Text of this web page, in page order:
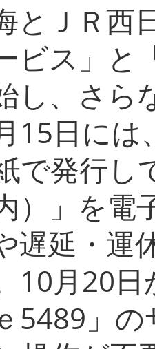
とＪＲ西
ビス」
し、さら
15日に
で発行し
）」を電
遅延・運
10月20
5489」